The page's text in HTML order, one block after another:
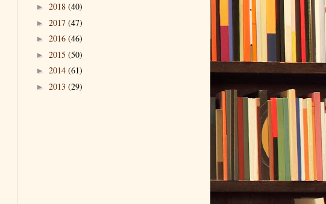
► 2018 (40)
► 2017 (47)
► 2016 (46)
► 2015 (50)
► 2014 (61)
► 2013 (29)